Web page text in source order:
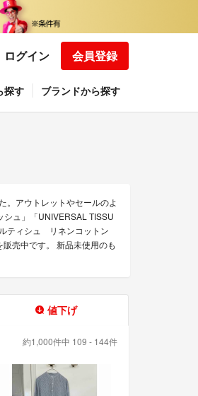
ログイン 会員登録
探す ブランドから探す
。アウトレットやセールのよ
ュ」「UNIVERSAL TISSU
ルティシュ リネンコットン
売中です。 新品未使用のも
値下げ
約1,000件中 109 - 144件